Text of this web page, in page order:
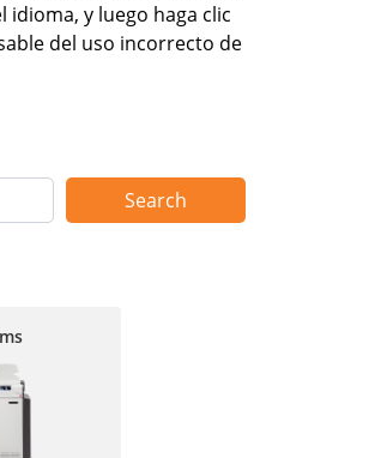
y luego haga clic
del uso incorrecto de
Search